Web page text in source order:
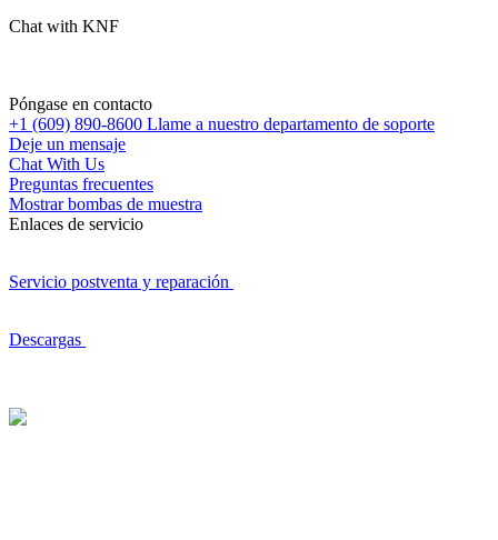
Chat with KNF
Póngase en contacto
+1 (609) 890-8600 Llame a nuestro departamento de soporte
Deje un mensaje
Chat With Us
Preguntas frecuentes
Mostrar bombas de muestra
Enlaces de servicio
Servicio postventa y reparación
Descargas